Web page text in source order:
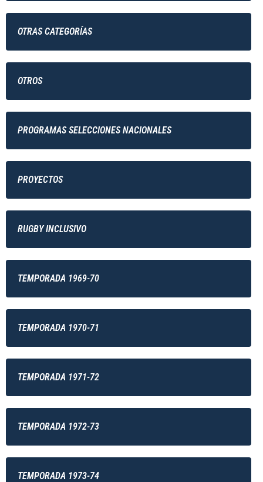
OTRAS CATEGORÍAS
OTROS
PROGRAMAS SELECCIONES NACIONALES
PROYECTOS
RUGBY INCLUSIVO
TEMPORADA 1969-70
TEMPORADA 1970-71
TEMPORADA 1971-72
TEMPORADA 1972-73
TEMPORADA 1973-74